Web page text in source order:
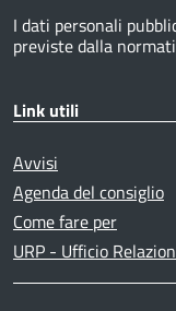
I dati personali
previste dalla
Link utili
Avvisi
Agenda del consiglio
Come fare per
URP - Ufficio